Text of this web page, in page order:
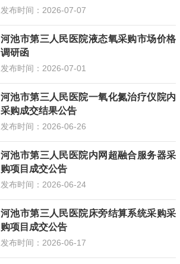
发布时间：2026-07-07
河池市第三人民医院液态氧采购市场价格
调研函
发布时间：2026-07-01
河池市第三人民医院一氧化氮治疗仪院内
采购成交结果公告
发布时间：2026-06-26
河池市第三人民医院内网超融合服务器采
购项目成交公告
发布时间：2026-06-24
河池市第三人民医院床旁结算系统采购采
购项目成交公告
发布时间：2026-06-17